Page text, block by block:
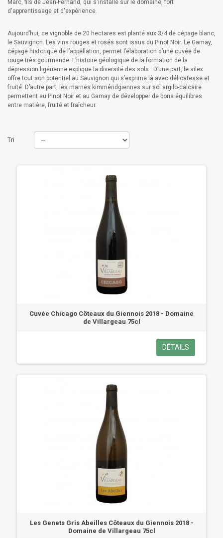
Marc, fils de Jean-Fernand, qui s'installe sur le domaine, fort
d'apprentissage et d'expérience.
Aujourd’hui, ce vignoble de 20 hectares est planté aux 3/4 de cépage blanc,
le Sauvignon. Les vins rouges et rosés sont issus du Pinot Noir. Le Gamay,
cépage historique de l’appellation, permet l’élaboration d’une cuvée de
rouge très gourmande. L’histoire géologique de la formation de la
dépression ligérienne explique la diversité des sols : D’une part, le silex
offre tout son potentiel au Sauvignon qui s’exprime là avec délicatesse et
fruité. D’autre part, les marnes kimméridgiennes sur sol argilo-calcaire
permettent au Pinot Noir et au Gamay de développer de bons équilibres
entre matière, fruité et fraîcheur.
Tri
Cuvée Chicago Côteaux du Giennois 2018 - Domaine
de Villargeau 75cl
DÉTAILS
Les Genets Gris Abeilles Côteaux du Giennois 2018 -
Domaine de Villargeau 75cl